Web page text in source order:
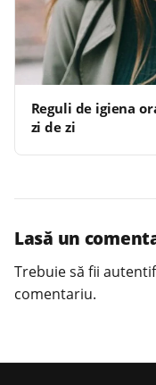
Reguli de igiena
zi de zi
Lasă un
Trebuie să fii
comentariu.